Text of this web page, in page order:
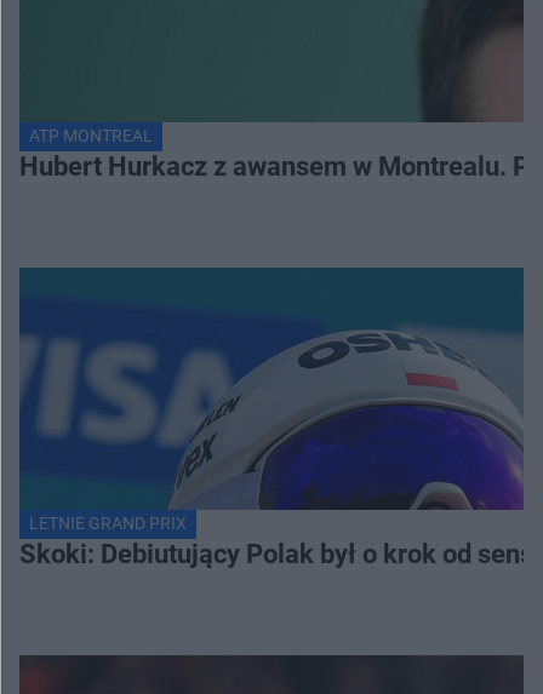
ATP MONTREAL
Hubert Hurkacz z awansem w Montrealu.
LETNIE GRAND PRIX
Skoki: Debiutujący Polak był o krok od